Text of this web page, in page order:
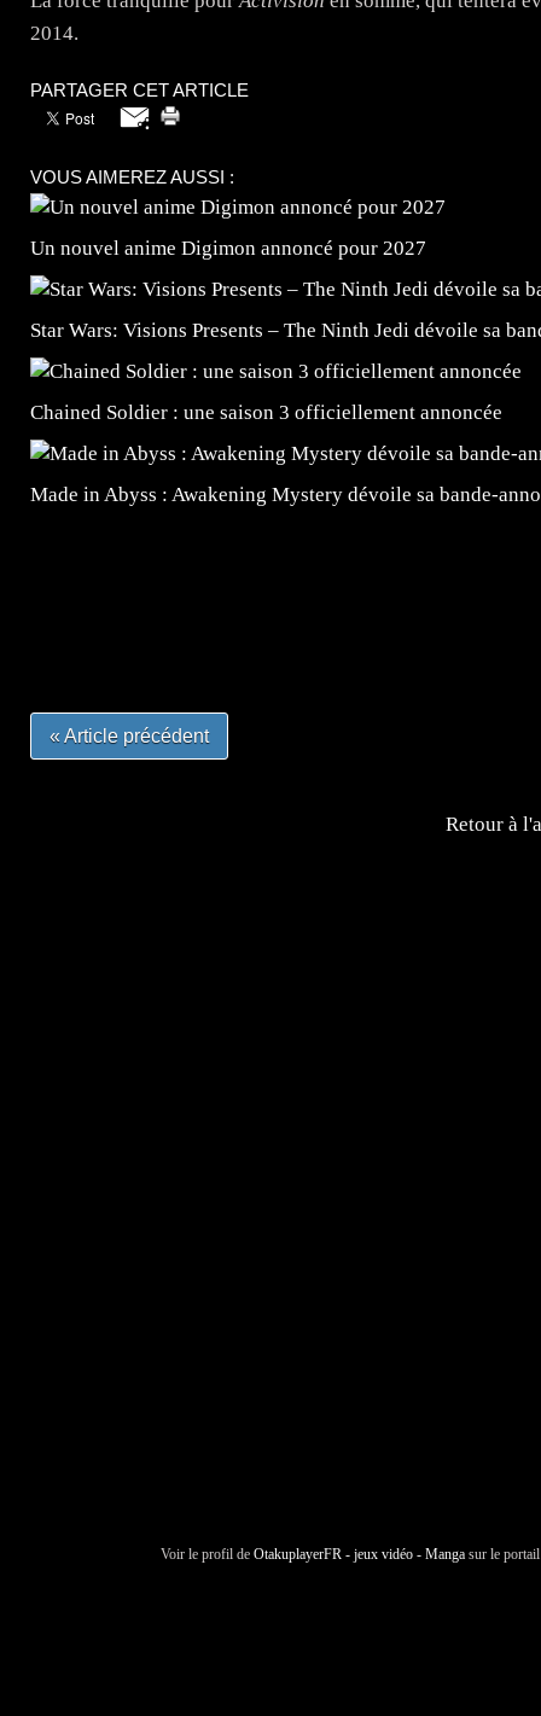
2014.
PARTAGER CET ARTICLE
VOUS AIMEREZ AUSSI :
Un nouvel anime Digimon annoncé pour 2027
Star Wars: Visions Presents – The Ninth Jedi dévoile sa
Chained Soldier : une saison 3 officiellement annoncée
Made in Abyss : Awakening Mystery dévoile sa bande-
« Article précédent
Retour à
Voir le profil de OtakuplayerFR - jeux vidéo - Manga sur le